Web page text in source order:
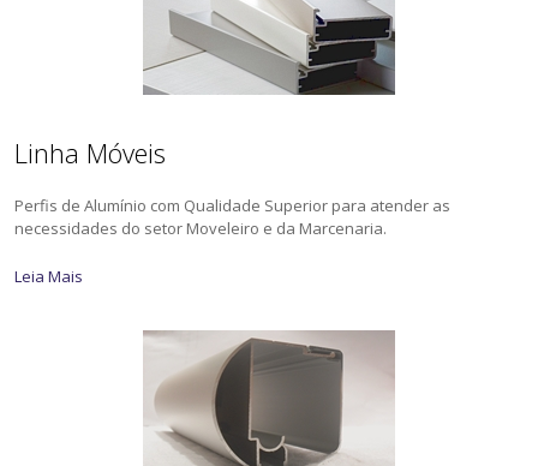
Linha Móveis
Perfis de Alumínio com Qualidade Superior para atender as
necessidades do setor Moveleiro e da Marcenaria.
Leia Mais